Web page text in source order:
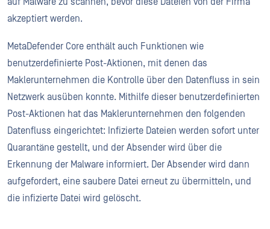
akzeptiert werden.
MetaDefender Core enthält auch Funktionen wie
benutzerdefinierte Post-Aktionen, mit denen das
Maklerunternehmen die Kontrolle über den Datenfluss in sein
Netzwerk ausüben konnte. Mithilfe dieser benutzerdefinierten
Post-Aktionen hat das Maklerunternehmen den folgenden
Datenfluss eingerichtet: Infizierte Dateien werden sofort unter
Quarantäne gestellt, und der Absender wird über die
Erkennung der Malware informiert. Der Absender wird dann
aufgefordert, eine saubere Datei erneut zu übermitteln, und
die infizierte Datei wird gelöscht.